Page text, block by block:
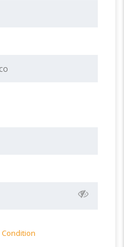
Condition